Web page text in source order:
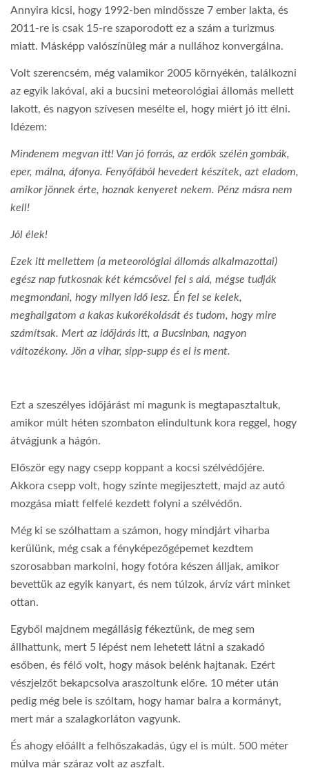
Annyira kicsi, hogy 1992-ben mindössze 7 ember lakta, és
2011-re is csak 15-re szaporodott ez a szám a turizmus
miatt. Másképp valószínüleg már a nullához konvergálna.
Volt szerencsém, még valamikor 2005 környékén, találkozni
az egyik lakóval, aki a bucsini meteorológiai állomás mellett
lakott, és nagyon szívesen mesélte el, hogy miért jó itt élni.
Idézem:
Mindenem megvan itt! Van jó forrás, az erdők szélén gombák,
eper, málna, áfonya. Fenyőfából hevedert készítek, azt eladom,
amikor jönnek érte, hoznak kenyeret nekem. Pénz másra nem
kell!
Jól élek!
Ezek itt mellettem (a meteorológiai állomás alkalmazottai)
egész nap futkosnak két kémcsővel fel s alá, mégse tudják
megmondani, hogy milyen idő lesz. Én fel se kelek,
meghallgatom a kakas kukorékolását és tudom, hogy mire
számítsak. Mert az időjárás itt, a Bucsinban, nagyon
változékony. Jön a vihar, sipp-supp és el is ment.
Ezt a szeszélyes időjárást mi magunk is megtapasztaltuk,
amikor múlt héten szombaton elindultunk kora reggel, hogy
átvágjunk a hágón.
Először egy nagy csepp koppant a kocsi szélvédőjére.
Akkora csepp volt, hogy szinte megijesztett, majd az autó
mozgása miatt felfelé kezdett folyni a szélvédőn.
Még ki se szólhattam a számon, hogy mindjárt viharba
kerülünk, még csak a fényképezőgépemet kezdtem
szorosabban markolni, hogy fotóra készen álljak, amikor
bevettük az egyik kanyart, és nem túlzok, árvíz várt minket
ottan.
Egyből majdnem megállásig fékeztünk, de meg sem
állhattunk, mert 5 lépést nem lehetett látni a szakadó
esőben, és félő volt, hogy mások belénk hajtanak. Ezért
vészjelzőt bekapcsolva araszoltunk előre. 10 méter után
pedig még bele is szóltam, hogy hamar balra a kormányt,
mert már a szalagkorláton vagyunk.
És ahogy előállt a felhőszakadás, úgy el is múlt. 500 méter
múlva már száraz volt az aszfalt.